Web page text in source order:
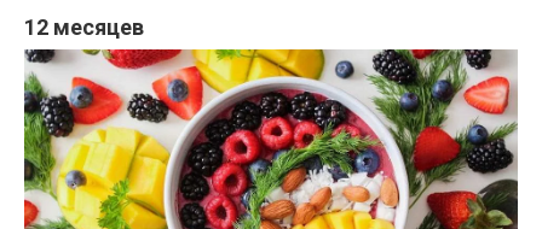
12 месяцев